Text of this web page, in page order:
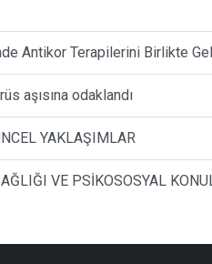
Antikor Terapilerini Birlikte
aşısına odaklandı
YAKLAŞIMLAR
VE PSİKOSOSYAL